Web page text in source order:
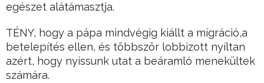
egészet alátámasztja.
TÉNY, hogy a pápa mindvégig kiállt a migráció,a
betelepítés ellen, és többször lobbizott nyíltan
azért, hogy nyissunk utat a beáramló menekültek
számára.